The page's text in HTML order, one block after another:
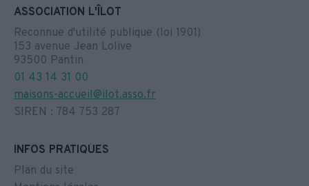
ASSOCIATION L'ÎLOT
Reconnue d'utilité publique (loi 1901)
153 avenue Jean Lolive
93500 Pantin
01 43 14 31 00
maisons-accueil@ilot.asso.fr
SIREN : 784 753 287
INFOS PRATIQUES
Plan du site